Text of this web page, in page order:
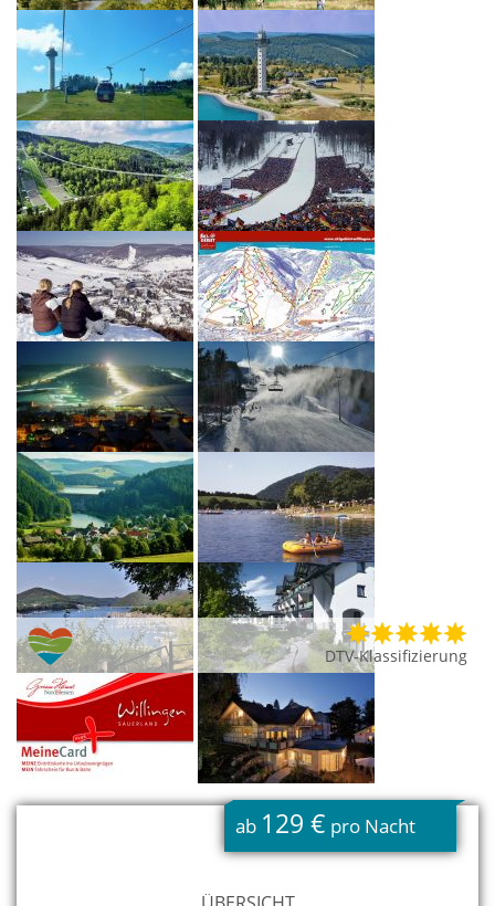
DTV-Klassifizierung
ab 129 € pro Nacht